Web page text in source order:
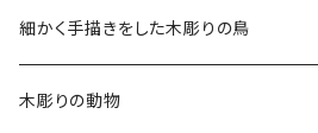
2019
チュニック
リバーシブル 帽子
細かく手描きをした木彫りの鳥
木彫りの動物